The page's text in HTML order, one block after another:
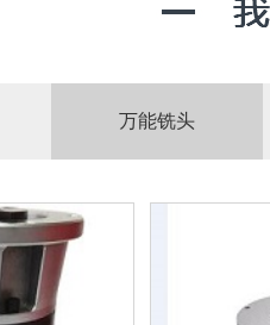
万能铣头